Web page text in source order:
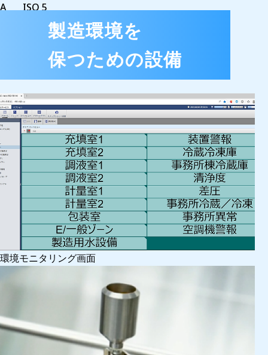
A
ISO 5
製造環境を
保つための設備
環境モニタリング画面